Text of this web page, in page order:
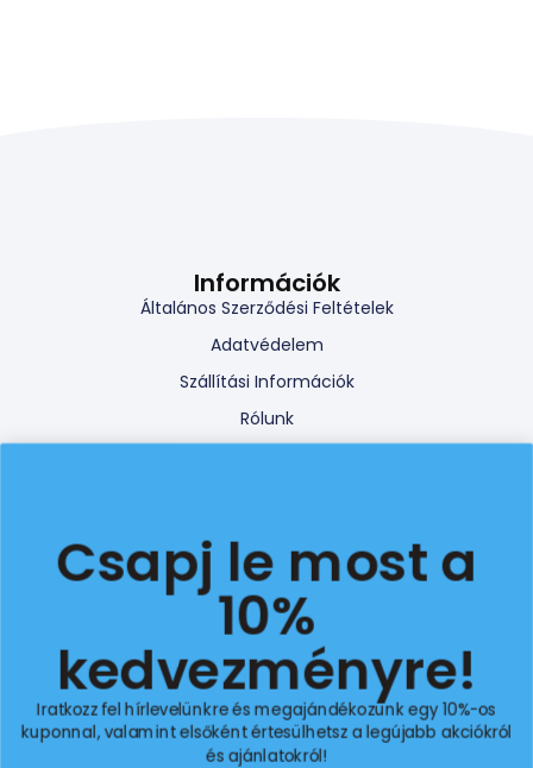
Információk
Általános Szerződési Feltételek
Adatvédelem
Szállítási Információk
Rólunk
Promóciós szabályzat
Online elállási jog gyakorlása
Iratkozz fel a 10%-os
extra kedvezményért!
Csapj le most a
10%
kedvezményre!
Iratkozz fel hírlevelünkre és megajándékozunk egy 10%-os
kuponnal, valamint elsőként értesülhetsz a legújabb akciókról
és ajánlatokról!